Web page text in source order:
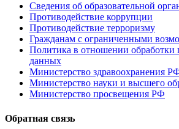
Сведения об образовательной
Противодействие коррупции
Противодействие терроризму
Гражданам с ограниченными
Политика в отношении обработки
данных
Министерство здравоохранения
Министерство науки и высшего
Министерство просвещения РФ
Обратная связь